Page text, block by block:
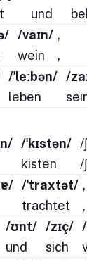
und
/vaɪn/
wein
,
,
/ˈleːbən/
leben
/
/ˈkɪstən/
kisten
/
/
/ˈtraxtət/
trachtet
,
,
/ʊnt/
und
/zɪç/
sich